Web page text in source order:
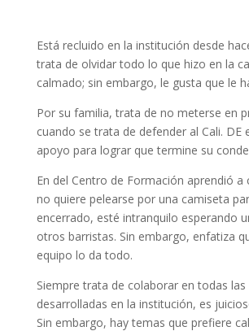
Está recluido en la institución desde
trata de olvidar todo lo que hizo en la
calmado; sin embargo, le gusta que le
Por su familia, trata de no meterse en
cuando se trata de defender al Cali. DE
apoyo para lograr que termine su
En del Centro de Formación aprendió
no quiere pelearse por una camiseta
encerrado, esté intranquilo esperando
otros barristas. Sin embargo, enfatiza
equipo lo da todo.
Siempre trata de colaborar en todas las
desarrolladas en la institución, es
Sin embargo, hay temas que prefiere